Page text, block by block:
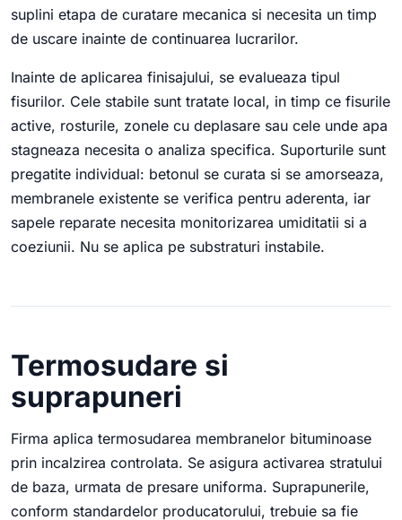
suplini etapa de curatare mecanica si necesita un timp
de uscare inainte de continuarea lucrarilor.
Inainte de aplicarea finisajului, se evalueaza tipul
fisurilor. Cele stabile sunt tratate local, in timp ce fisurile
active, rosturile, zonele cu deplasare sau cele unde apa
stagneaza necesita o analiza specifica. Suporturile sunt
pregatite individual: betonul se curata si se amorseaza,
membranele existente se verifica pentru aderenta, iar
sapele reparate necesita monitorizarea umiditatii si a
coeziunii. Nu se aplica pe substraturi instabile.
Termosudare si
suprapuneri
Firma aplica termosudarea membranelor bituminoase
prin incalzirea controlata. Se asigura activarea stratului
de baza, urmata de presare uniforma. Suprapunerile,
conform standardelor producatorului, trebuie sa fie